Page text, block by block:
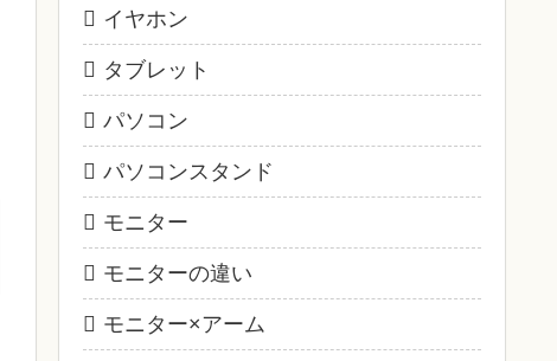
イヤホン
タブレット
パソコン
パソコンスタンド
モニター
モニターの違い
モニター×アーム